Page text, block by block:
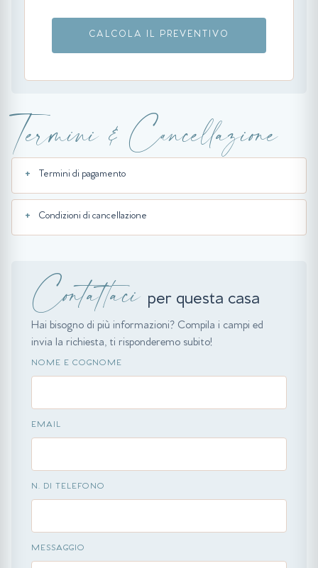
CALCOLA IL PREVENTIVO
Termini & Cancellazione
Termini di pagamento
Condizioni di cancellazione
Contattaci per questa casa
Hai bisogno di più informazioni? Compila i campi ed
invia la richiesta, ti risponderemo subito!
NOME E COGNOME
EMAIL
N. DI TELEFONO
MESSAGGIO